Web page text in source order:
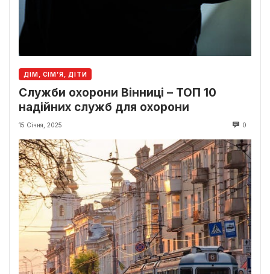
ДІМ, СІМ’Я, ДІТИ
Служби охорони Вінниці – ТОП 10
надійних служб для охорони
15 Січня, 2025 0